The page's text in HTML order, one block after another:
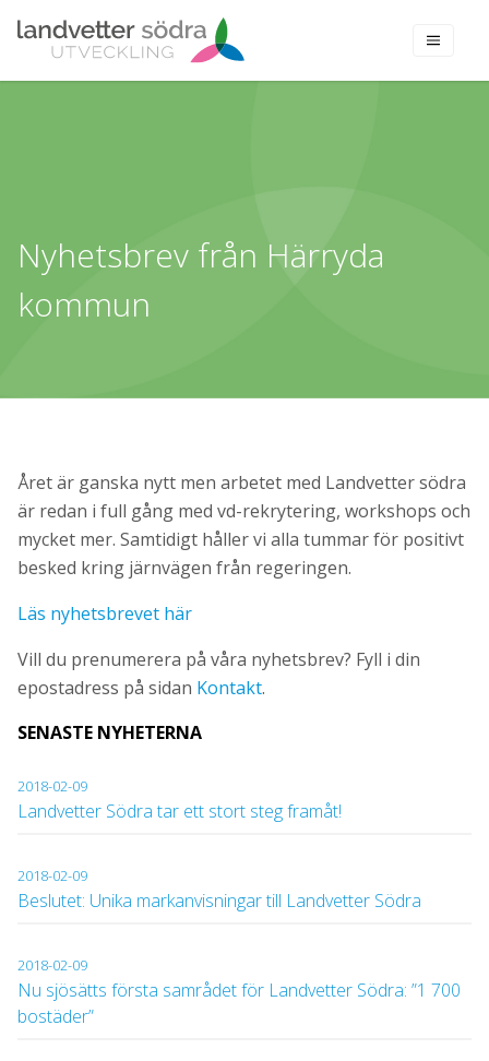
Nyhetsbrev från Härryda
kommun
Året är ganska nytt men arbetet med Landvetter södra
är redan i full gång med vd-rekrytering, workshops och
mycket mer. Samtidigt håller vi alla tummar för positivt
besked kring järnvägen från regeringen.
Läs nyhetsbrevet här
Vill du prenumerera på våra nyhetsbrev? Fyll i din
epostadress på sidan Kontakt.
SENASTE NYHETERNA
2018-02-09
Landvetter Södra tar ett stort steg framåt!
2018-02-09
Beslutet: Unika markanvisningar till Landvetter Södra
2018-02-09
Nu sjösätts första samrådet för Landvetter Södra: ”1 700
bostäder”